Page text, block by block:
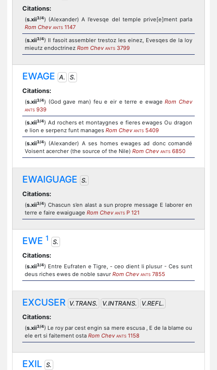
Citations:
(s.xii3/4) (Alexander) A l’evesqe del temple prive[e]ment parla
Rom Chev ANTS 1147
(s.xii3/4) Il fasoit assembler trestoz les einez, Evesqes de la loy
mieutz endoctrinez Rom Chev ANTS 3799
EWAGE A.
S.
Citations:
(s.xii3/4) (God gave man) feu e eir e terre e ewageRom Chev
ANTS 939
(s.xii3/4) Ad rochers et montaygnes e fieres ewages Ou dragon
e lion e serpenz funt manages Rom Chev ANTS 5409
(s.xii3/4) (Alexander) A ses homes ewages ad donc comandé
Voisent acercher (the source of the Nile) Rom Chev ANTS 6850
EWAIGUAGE S.
Citations:
(s.xii3/4) Chascun s’en alast a sun propre message E laborer en
terre e faire ewaiguage Rom Chev ANTS P 121
EWE 1
S.
Citations:
(s.xii3/4) Entre Eufraten e Tigre, - ceo dient li plusur - Ces sunt
deus riches ewes de noble savur Rom Chev ANTS 7855
EXCUSER V.TRANS. V.INTRANS.
V.REFL.
Citations:
(s.xii3/4) Le roy par cest engin sa mere escusa , E de la blame ou
ele ert si faitement osta Rom Chev ANTS 1158
EXIL S.